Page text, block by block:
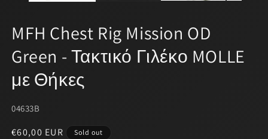
MFH Chest Rig Mission OD
Green - Τακτικό Γιλέκο MOLLE
με Θήκες
SKU:
04633B
Regular
€60,00 EUR Sold out